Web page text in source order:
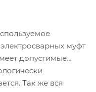
муфт
допустимые
Так же вся